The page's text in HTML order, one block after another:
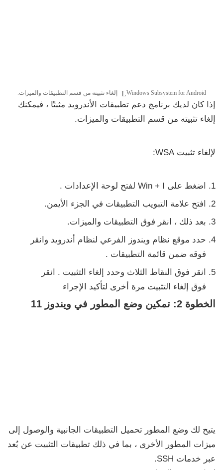
Windows Subsystem for Android إلغاء تثبيته من قسم التطبيقات والميزات.
إذا كان لديك برنامج دعم تطبيقات الأندرويد مثبتًا ، فيمكنك
إلغاء تثبيته من قسم التطبيقات والميزات.
لإلغاء تثبيت WSA:
اضغط على Win + I لفتح لوحة الإعدادات .
افتح علامة التبويب
التطبيقات في الجزء الأيمن.
بعد ذلك ، انقر فوق
التطبيقات والميزات.
حدد موقع نظام ويندوز الفرعي لنظام أندرويد وانقر
فوقه ضمن قائمة التطبيقات .
انقر فوق
النقاط الثلاث وحدد إلغاء التثبيت . انقر
فوق
إلغاء التثبيت مرة أخرى لتأكيد الإجراء
الخطوة 2: تمكين وضع المطور في ويندوز 11
يتيح لك وضع المطور تحميل التطبيقات الجانبية والوصول إلى
ميزات المطور الأخرى ، بما في ذلك تطبيقات التثبيت عن بُعد
عبر خدمات SSH.